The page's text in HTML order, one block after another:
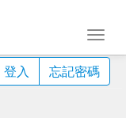
登入
忘記密碼